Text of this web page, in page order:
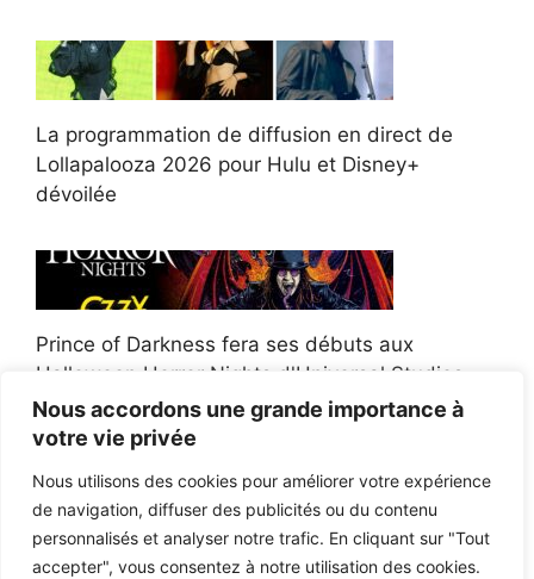
Nous accordons une grande importance à
votre vie privée
Nous utilisons des cookies pour améliorer votre expérience
de navigation, diffuser des publicités ou du contenu
personnalisés et analyser notre trafic. En cliquant sur "Tout
accepter", vous consentez à notre utilisation des cookies.
La programmation de diffusion en direct de
Lollapalooza 2026 pour Hulu et Disney+
dévoilée
Prince of Darkness fera ses débuts aux
Halloween Horror Nights d'Universal Studios
Afroman poursuit un policier de l'Ohio après la
victoire du jury en diffamation